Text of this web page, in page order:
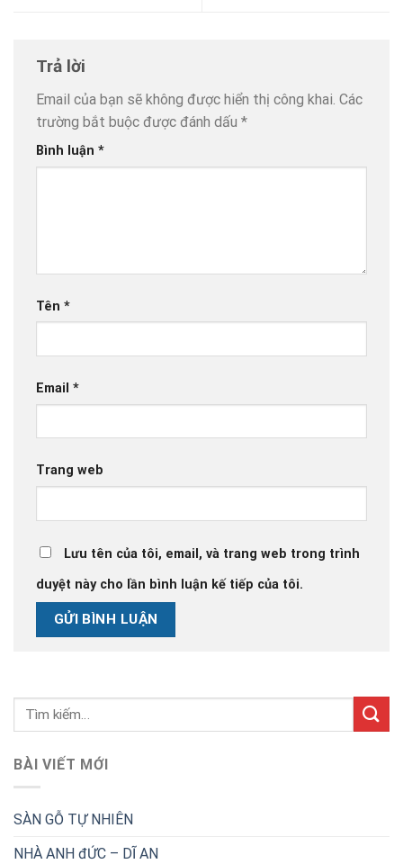
Trả lời
Email của bạn sẽ không được hiển thị công khai. Các
trường bắt buộc được đánh dấu *
Bình luận *
Tên *
Email *
Trang web
Lưu tên của tôi, email, và trang web trong trình
duyệt này cho lần bình luận kế tiếp của tôi.
BÀI VIẾT MỚI
SÀN GỖ TỰ NHIÊN
NHÀ ANH đỨC – DĨ AN